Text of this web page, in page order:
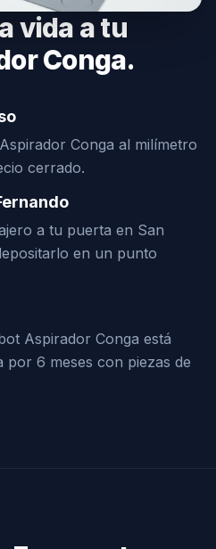
vida a tu
Conga.
Conga al milímetro
cerrado.
a tu puerta en San
en un punto
Aspirador Conga está
por 6 meses con piezas de